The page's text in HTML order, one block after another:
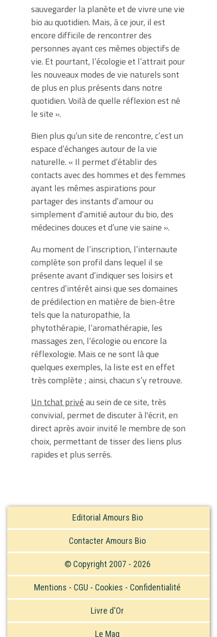
sauvegarder la planète et de vivre une vie
bio au quotidien. Mais, à ce jour, il est
encore difficile de rencontrer des
personnes ayant ces mêmes objectifs de
vie. Et pourtant, l’écologie et l’attrait pour
les nouveaux modes de vie naturels sont
de plus en plus présents dans notre
quotidien. Voilà de quelle réflexion est né
le site ».
Bien plus qu’un site de rencontre, c’est un
espace d’échanges autour de la vie
naturelle. « Il permet d’établir des
contacts avec des hommes et des femmes
ayant les mêmes aspirations pour
partager des instants d’amour ou
simplement d’amitié autour du bio, des
médecines douces et d’une vie saine ».
Au moment de l’inscription, l’internaute
complète son profil dans lequel il se
présente avant d’indiquer ses loisirs et
centres d’intérêt ainsi que ses domaines
de prédilection en matière de bien-être
tels que la naturopathie, la
phytothérapie, l’aromathérapie, les
massages zen, l’écologie ou encore la
réflexologie. Mais ce ne sont là que
quelques exemples, la liste est en effet
très complète ; ainsi, chacun s’y retrouve.
Un tchat privéau sein de ce site, très
convivial, permet de discuter à l'écrit, en
direct après avoir invité le membre de son
choix, permettant de tisser des liens plus
rapides et plus serrés.
Editorial Amours Bio
Contacter Amours Bio
© Copyright 2007 - 2026
Mentions - CGU - Cookies - Confidentialité
Livre d'Or
Le Mag